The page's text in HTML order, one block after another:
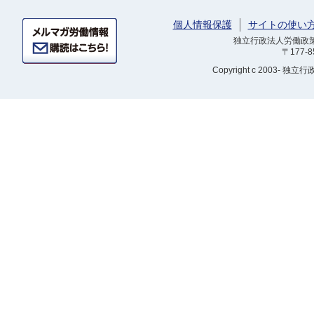
個人情報保護 サイトの使い
独立行政法人労働
〒177-
Copyrightc 2003- 独立行